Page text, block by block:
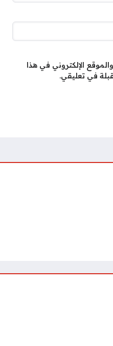
الإلكتروني في هذا
في تعليقي.